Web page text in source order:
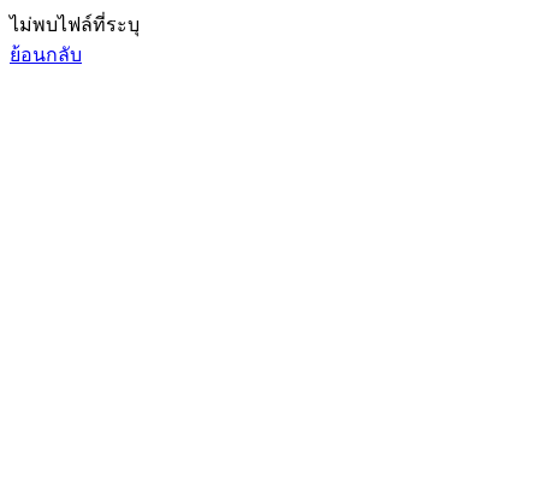
ไม่พบไฟล์ที่ระบุ
ย้อนกลับ